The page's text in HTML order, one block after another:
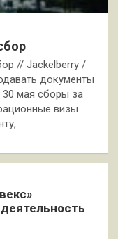
// Jackelberry /
документы
30 мая сборы за
визы